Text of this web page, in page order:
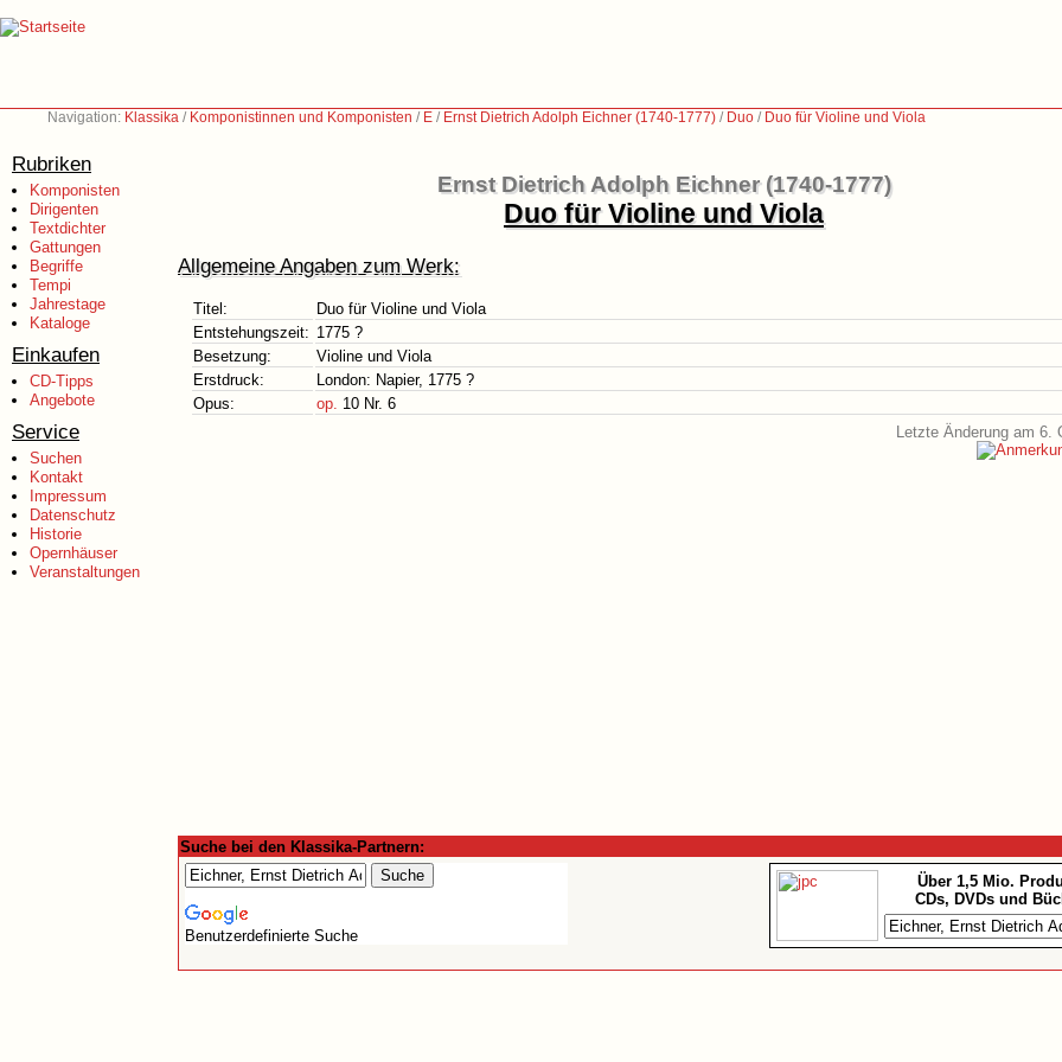
Navigation: Klassika / Komponistinnen und Komponisten / E / Ernst Dietrich Adolph Eichner (1740-1777) / Duo / Duo für Violine und Viola
Rubriken
Komponisten
Dirigenten
Textdichter
Gattungen
Begriffe
Tempi
Jahrestage
Kataloge
Einkaufen
CD-Tipps
Angebote
Service
Suchen
Kontakt
Impressum
Datenschutz
Historie
Opernhäuser
Veranstaltungen
Ernst Dietrich Adolph Eichner (1740-1777)
Duo für Violine und Viola
Allgemeine Angaben zum Werk:
Titel:
Duo für Violine und Viola
Entstehungszeit: 1775 ?
Besetzung:
Violine und Viola
Erstdruck:
London: Napier, 1775 ?
Opus:
op. 10 Nr. 6
Letzte Änderung am 6.
Suche bei den Klassika-Partnern:
Benutzerdefinierte Suche
Über 1,5 Mio.
CDs, DVDs und